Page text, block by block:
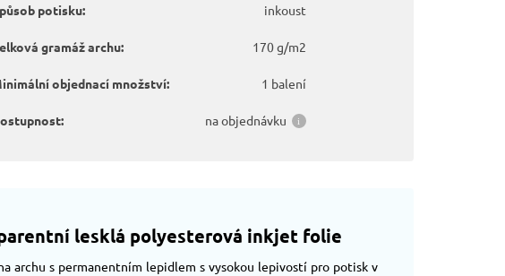
potisku: inkoust
gramáž archu: 170 g/m2
objednací množství: 1 balení
na objednávku
lesklá polyesterová inkjet folie
archu s permanentním lepidlem s vysokou lepivostí pro potisk v